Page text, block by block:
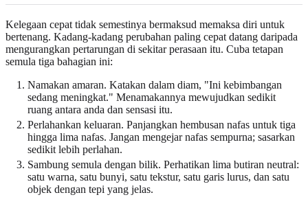
Kelegaan cepat tidak semestinya bermaksud memaksa diri untuk
bertenang. Kadang-kadang perubahan paling cepat datang daripada
mengurangkan pertarungan di sekitar perasaan itu. Cuba tetapan
semula tiga bahagian ini:
Namakan amaran. Katakan dalam diam, "Ini kebimbangan
sedang meningkat." Menamakannya mewujudkan sedikit
ruang antara anda dan sensasi itu.
Perlahankan keluaran. Panjangkan hembusan nafas untuk tiga
hingga lima nafas. Jangan mengejar nafas sempurna; sasarkan
sedikit lebih perlahan.
Sambung semula dengan bilik. Perhatikan lima butiran neutral:
satu warna, satu bunyi, satu tekstur, satu garis lurus, dan satu
objek dengan tepi yang jelas.